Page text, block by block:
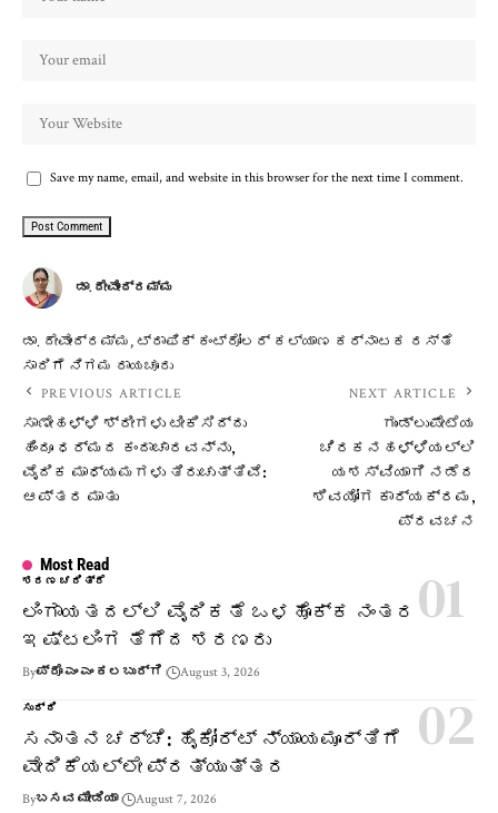
Save my name, email, and website in this browser for the next time I comment.
ಡಾ. ದೇವೇಂದ್ರಮ್ಮ
ಡಾ. ದೇವೇಂದ್ರಮ್ಮ, ಟ್ರಾಫಿಕ್ ಕಂಟ್ರೋಲರ್ ಕಲ್ಯಾಣ ಕರ್ನಾಟಕ ರಸ್ತೆ
ಸಾರಿಗೆ ನಿಗಮ ರಾಯಚೂರು
PREVIOUS ARTICLE
ಸಾಣೇಹಳ್ಳಿ ಶ್ರೀಗಳು ಟೀಕಿಸಿದ್ದು
ಹಿಂದೂ ಧರ್ಮದ ಕಂದಾಚಾರವನ್ನು,
ವೈದಿಕ ಮಾಧ್ಯಮಗಳು ತಿರುಚುತ್ತಿವೆ:
ಆಪ್ತರ ಮಾತು
NEXT ARTICLE
ಗುಂಡ್ಲುಪೇಟೆಯ
ಚಿರಕನಹಳ್ಳಿಯಲ್ಲಿ
ಯಶಸ್ವಿಯಾಗಿ ನಡೆದ
ಶಿವಯೋಗ ಕಾರ್ಯಕ್ರಮ,
ಪ್ರವಚನ
Most Read
ಶರಣ ಚರಿತ್ರೆ
ಲಿಂಗಾಯತದಲ್ಲಿ ವೈದಿಕತೆ ಒಳಹೊಕ್ಕ ನಂತರ
ಇಷ್ಟಲಿಂಗ ತೆಗೆದ ಶರಣರು
Byಪ್ರೊ ಎಂ ಎಂ ಕಲಬುರ್ಗಿ August 3, 2026
ಸುದ್ದಿ
ಸನಾತನ ಚರ್ಚೆ: ಹೈಕೋರ್ಟ್ ನ್ಯಾಯಮೂರ್ತಿಗೆ
ವೇದಿಕೆಯಲ್ಲೇ ಪ್ರತ್ಯುತ್ತರ
Byಬಸವ ಮೀಡಿಯಾ August 7, 2026